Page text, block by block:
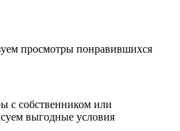
просмотры понравившихся
с собственником или
выгодные условия